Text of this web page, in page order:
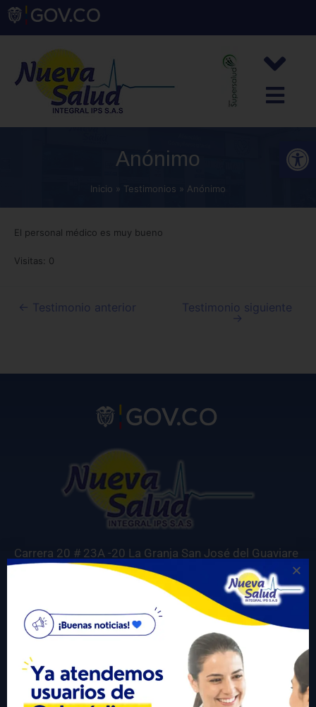
Anónimo
Inicio Testimonios Anónimo
El personal médico es muy bueno
Visitas: 0
← Testimonio anterior Testimonio siguiente
→
Carrera 20 # 23A -20 La Granja San José del Guaviare
Correo electrónico para notificaciones judiciales:
gerencia@nuevasaludips.com
Visitante #